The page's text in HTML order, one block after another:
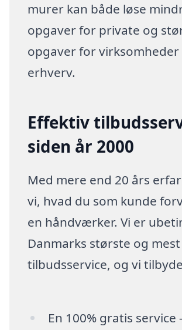
murer kan både løse
opgaver for private og
opgaver for virksomheder
erhverv.
Effektiv
siden år 2000
Med mere end 20 års
vi, hvad du som kunde
en håndværker. Vi er
Danmarks største og
tilbudsservice, og vi
En 100% gratis service